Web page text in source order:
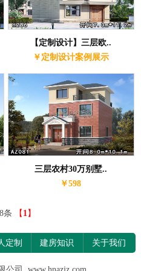
【定制设计】三层欧..
￥定制设计案例展示
三层农村30万别墅..
￥598
条 【 1 】
定制 建房知识 关于我们